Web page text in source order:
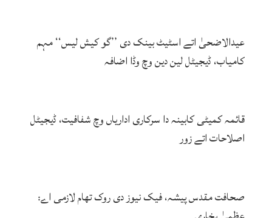
عیدالاضحیٰ اتے اسٹیٹ بینک دی ’’گو کیش لیس‘‘ مہم
کامیاب، ڈیجیٹل لین دین وچ وڈا اضافہ
قائمہ کمیٹی کابینہ دا سرکاری اداریاں وچ شفافیت، ڈیجیٹل
اصلاحات اتے زور
صحافت مقدس پیشہ، فیک نیوز دی روک تھام لازمی اے: